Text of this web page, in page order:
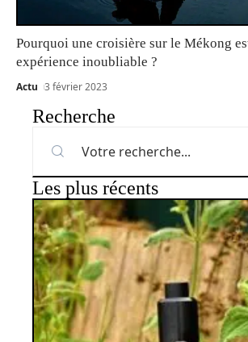
Pourquoi une croisière sur le Mékong
expérience inoubliable ?
Actu 3 février 2023
Recherche
Les plus récents